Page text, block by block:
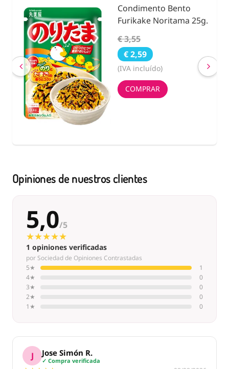
Condimento Bento
Furikake Noritama 25g.
€ 3,55
€ 2,59
(IVA incluído)
COMPRAR
Opiniones de nuestros clientes
5,0/5
★★★★★
★★★★★
1 opiniones verificadas
por Sociedad de Opiniones Contrastadas
5★
1
4★
0
3★
0
2★
0
1★
0
J Jose Simón R.
✓ Compra verificada